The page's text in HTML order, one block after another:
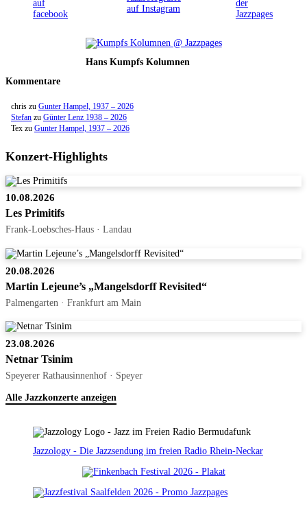
Hans Kumpfs Kolumnen
Kommentare
chris zu Gunter Hampel, 1937 – 2026
Stefan zu Günter Lenz 1938 – 2026
Tex zu Gunter Hampel, 1937 – 2026
Konzert-Highlights
10.08.2026
Les Primitifs
Frank-Loebsches-Haus · Landau
20.08.2026
Martin Lejeune’s „Mangelsdorff Revisited“
Palmengarten · Frankfurt am Main
23.08.2026
Netnar Tsinim
Speyerer Rathausinnenhof · Speyer
Alle Jazzkonzerte anzeigen
Jazzology - Die Jazzsendung im freien Radio Rhein-Neckar